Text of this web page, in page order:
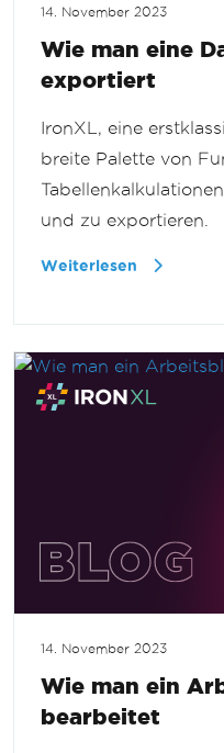
14. November 2023
Wie man eine
exportiert
IronXL, eine
breite Palette von
und zu exportieren.
Weiterlesen
14. November 2023
Wie man ein
bearbeitet